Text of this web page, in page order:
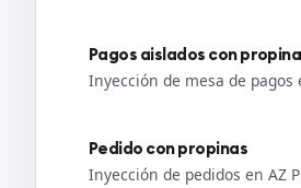
Pagos aislados con
Inyección de mesa de pagos
Pedido con propinas
Inyección de pedidos en AZ